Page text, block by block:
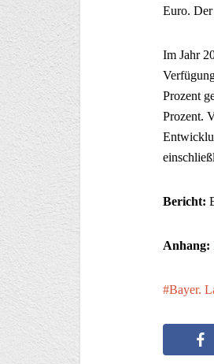
Euro. Der
Im Jahr
Prozent
Prozent.
Bericht:
Anhang:
Bayer.